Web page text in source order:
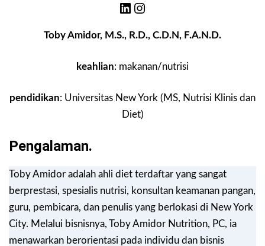
Toby Amidor, M.S., R.D., C.D.N, F.A.N.D.
keahlian: makanan/nutrisi
pendidikan: Universitas New York (MS, Nutrisi Klinis dan
Diet)
Pengalaman.
Toby Amidor adalah ahli diet terdaftar yang sangat
berprestasi, spesialis nutrisi, konsultan keamanan pangan,
guru, pembicara, dan penulis yang berlokasi di New York
City. Melalui bisnisnya, Toby Amidor Nutrition, PC, ia
menawarkan berorientasi pada individu dan bisnis